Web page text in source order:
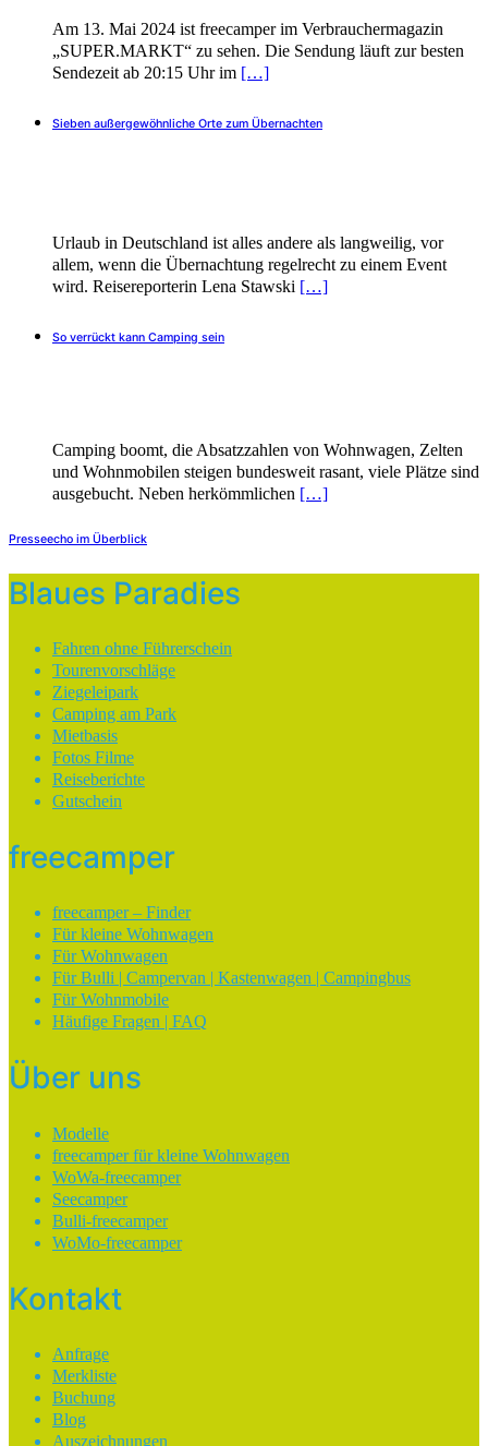
Am 13. Mai 2024 ist freecamper im Verbrauchermagazin
„SUPER.MARKT“ zu sehen. Die Sendung läuft zur besten
Sendezeit ab 20:15 Uhr im […]
Sieben außergewöhnliche Orte zum Übernachten
Urlaub in Deutschland ist alles andere als langweilig, vor
allem, wenn die Übernachtung regelrecht zu einem Event
wird. Reisereporterin Lena Stawski […]
So verrückt kann Camping sein
Camping boomt, die Absatzzahlen von Wohnwagen, Zelten
und Wohnmobilen steigen bundesweit rasant, viele Plätze sind
ausgebucht. Neben herkömmlichen […]
Presseecho im Überblick
Blaues Paradies
Fahren ohne Führerschein
Tourenvorschläge
Ziegeleipark
Camping am Park
Mietbasis
Fotos Filme
Reiseberichte
Gutschein
freecamper
freecamper – Finder
Für kleine Wohnwagen
Für Wohnwagen
Für Bulli | Campervan | Kastenwagen | Campingbus
Für Wohnmobile
Häufige Fragen | FAQ
Über uns
Modelle
freecamper für kleine Wohnwagen
WoWa-freecamper
Seecamper
Bulli-freecamper
WoMo-freecamper
Kontakt
Anfrage
Merkliste
Buchung
Blog
Auszeichnungen